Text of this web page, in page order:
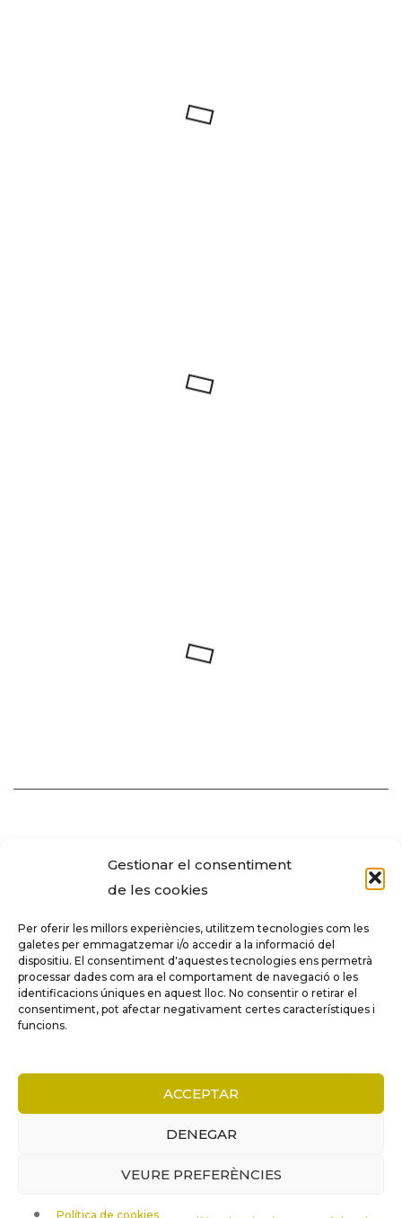
Gestionar el consentiment
de les cookies
Per oferir les millors experiències, utilitzem tecnologies com les
galetes per emmagatzemar i/o accedir a la informació del
dispositiu. El consentiment d'aquestes tecnologies ens permetrà
processar dades com ara el comportament de navegació o les
identificacions úniques en aquest lloc. No consentir o retirar el
consentiment, pot afectar negativament certes característiques i
funcions.
ACCEPTAR
DENEGAR
VEURE PREFERÈNCIES
Política de cookies
COMPARE (0)